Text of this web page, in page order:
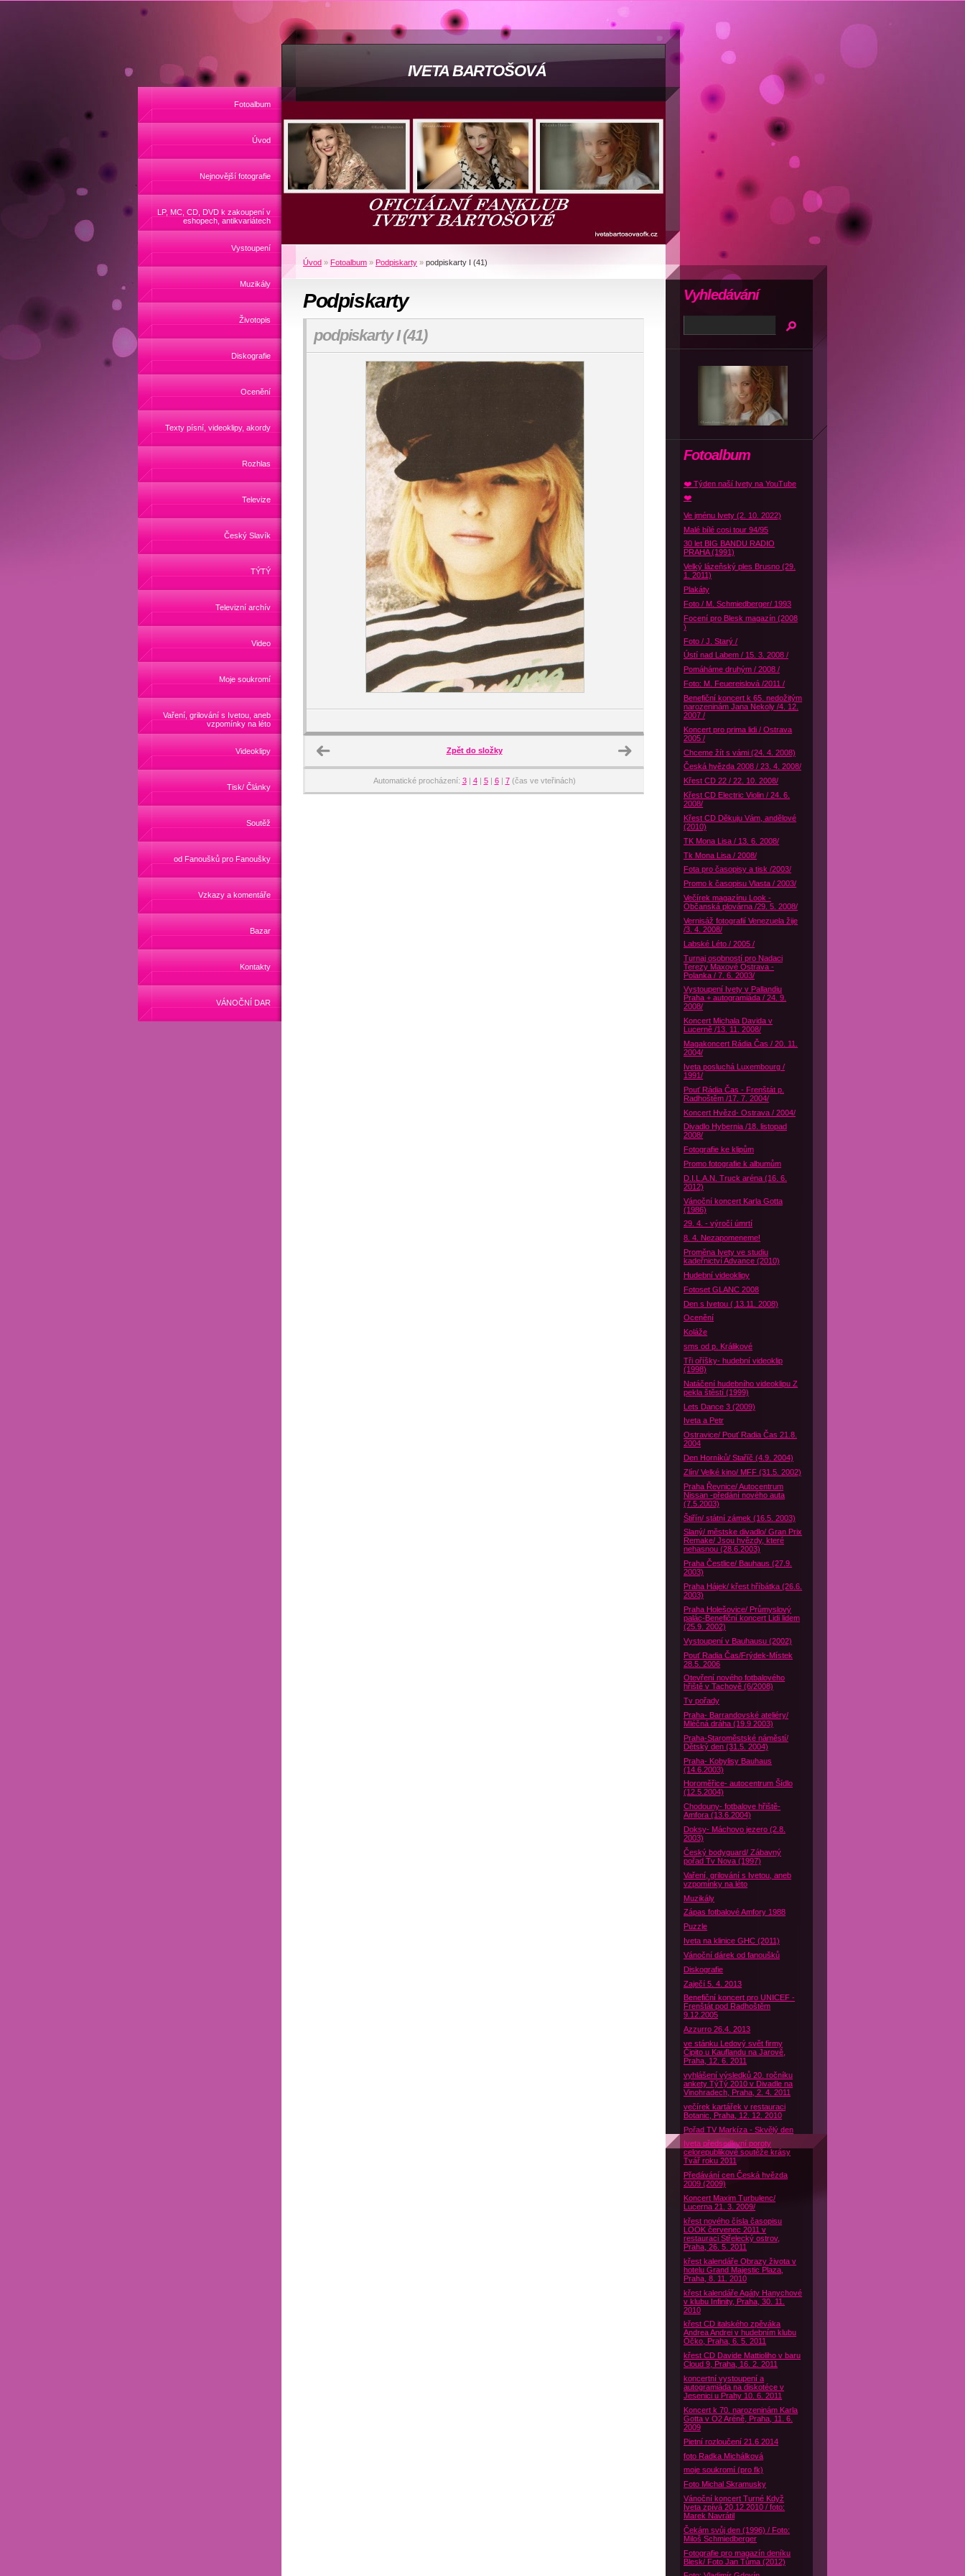
IVETA BARTOŠOVÁ
Fotoalbum
Úvod
Nejnovější fotografie
LP, MC, CD, DVD k zakoupení v
eshopech, antikvariátech
Vystoupení
Muzikály
Životopis
Diskografie
Ocenění
Texty písní, videoklipy, akordy
Rozhlas
Televize
Český Slavík
TÝTÝ
Televizní archív
Video
Moje soukromí
Vaření, grilování s Ivetou, aneb
vzpomínky na léto
Videoklipy
Tisk/ Články
Soutěž
od Fanoušků pro Fanoušky
Vzkazy a komentáře
Bazar
Kontakty
VÁNOČNÍ DAR
Úvod » Fotoalbum » Podpiskarty » podpiskarty I (41)
Podpiskarty
podpiskarty I (41)
Zpět do složky
Automatické procházení: 3| 4| 5| 6| 7(čas ve vteřinách)
Fotoalbum
❤️ Týden naší Ivety na YouTube
❤️
Ve jménu Ivety (2. 10. 2022)
Malé bílé cosi tour 94/95
30 let BIG BANDU RADIO
PRAHA (1991)
Velký lázeňský ples Brusno (29.
1. 2011)
Plakáty
Foto / M. Schmiedberger/ 1993
Focení pro Blesk magazín (2008
)
Foto / J. Starý /
Ústí nad Labem / 15. 3. 2008 /
Pomáháme druhým / 2008 /
Foto: M. Feuereislová /2011 /
Benefiční koncert k 65. nedožitým
narozeninám Jana Nekoly /4. 12.
2007 /
Koncert pro prima lidi / Ostrava
2005 /
Chceme žít s vámi (24. 4. 2008)
Česká hvězda 2008 / 23. 4. 2008/
Křest CD 22 / 22. 10. 2008/
Křest CD Electric Violin / 24. 6.
2008/
Křest CD Děkuju Vám, andělové
(2010)
TK Mona Lisa / 13. 6. 2008/
Tk Mona Lisa / 2008/
Fota pro časopisy a tisk /2003/
Promo k časopisu Vlasta / 2003/
Večírek magazínu Look -
Občanská plovárna /29. 5. 2008/
Vernisáž fotografií Venezuela žije
/3. 4. 2008/
Labské Léto / 2005 /
Turnaj osobností pro Nadaci
Terezy Maxové Ostrava -
Polanka / 7. 6. 2003/
Vystoupení Ivety v Pallandiu
Praha + autogramiáda / 24. 9.
2008/
Koncert Michala Davida v
Lucerně /13. 11. 2008/
Magakoncert Rádia Čas / 20. 11.
2004/
Iveta posluchá Luxembourg /
1991/
Pouť Rádia Čas - Frenštát p.
Radhoštěm /17. 7. 2004/
Koncert Hvězd- Ostrava / 2004/
Divadlo Hybernia /18. listopad
2008/
Fotografie ke klipům
Promo fotografie k albumům
D.I.L.A.N. Truck aréna (16. 6.
2012)
Vánoční koncert Karla Gotta
(1986)
29. 4. - výročí úmrtí
8. 4. Nezapomeneme!
Proměna Ivety ve studiu
kadeřnictví Advance (2010)
Hudební videoklipy
Fotoset GLANC 2008
Den s Ivetou ( 13.11. 2008)
Ocenění
Koláže
sms od p. Králikové
Tři oříšky- hudební videoklip
(1998)
Natáčení hudebního videoklipu Z
pekla štěstí (1999)
Lets Dance 3 (2009)
Iveta a Petr
Ostravice/ Pouť Radia Čas 21.8.
2004
Den Horníků/ Staříč (4.9. 2004)
Zlín/ Velké kino/ MFF (31.5. 2002)
Praha Řevnice/ Autocentrum
Nissan -předání nového auta
(7.5.2003)
Štiřín/ státní zámek (16.5. 2003)
Slaný/ městske divadlo/ Gran Prix
Remake/ Jsou hvězdy, které
nehasnou (28.6.2003)
Praha Čestlice/ Bauhaus (27.9.
2003)
Praha Hájek/ křest hříbátka (26.6.
2003)
Praha Holešovice/ Průmyslový
palác-Benefiční koncert Lidi lidem
(25.9. 2002)
Vystoupení v Bauhausu (2002)
Pouť Radia Čas/Frýdek-Místek
28.5. 2006
Otevření nového fotbalového
hřiště v Tachově (6/2008)
Tv pořady
Praha- Barrandovské ateliéry/
Mléčná dráha (19.9 2003)
Praha-Staroměstské náměstí/
Dětský den (31.5. 2004)
Praha- Kobylisy Bauhaus
(14.6.2003)
Horoměřice- autocentrum Šídlo
(12.5.2004)
Chodouny- fotbalove hřiště-
Amfora (13.6.2004)
Doksy- Máchovo jezero (2.8.
2003)
Český bodyguard/ Zábavný
pořad Tv Nova (1997)
Vaření, grilování s Ivetou, aneb
vzpomínky na léto
Muzikály
Zápas fotbalové Amfory 1988
Puzzle
Iveta na klinice GHC (2011)
Vánoční dárek od fanoušků
Diskografie
Zaječí 5. 4. 2013
Benefiční koncert pro UNICEF -
Frenštát pod Radhoštěm
9.12.2005
Azzurro 26.4. 2013
ve stánku Ledový svět firmy
Čipito u Kauflandu na Jarově,
Praha, 12. 6. 2011
vyhlášení výsledků 20. ročníku
ankety TýTý 2010 v Divadle na
Vinohradech, Praha, 2. 4. 2011
večírek kartářek v restauraci
Botanic, Praha, 12. 12. 2010
Pořad TV Markíza - Skvělý den
Iveta předsedkyní poroty
celorepublikové soutěže krásy
Tvář roku 2011
Předávání cen Česká hvězda
2009 (2009)
Koncert Maxim Turbulenc/
Lucerna 21. 3. 2009/
křest nového čísla časopisu
LOOK červenec 2011 v
restauraci Střelecký ostrov,
Praha, 26. 5. 2011
křest kalendáře Obrazy života v
hotelu Grand Majestic Plaza,
Praha, 8. 11. 2010
křest kalendáře Agáty Hanychové
v klubu Infinity, Praha, 30. 11.
2010
křest CD italského zpěváka
Andrea Andrei v hudebním klubu
Óčko, Praha, 6. 5. 2011
křest CD Davide Mattioliho v baru
Cloud 9, Praha, 16. 2. 2011
koncertní vystoupení a
autogramiáda na diskotéce v
Jesenici u Prahy 10. 6. 2011
Koncert k 70. narozeninám Karla
Gotta v O2 Aréně, Praha, 11. 6.
2009
Pietní rozloučení 21.6 2014
foto Radka Michálková
moje soukromí (pro fk)
Foto Michal Skramusky
Vánoční koncert Turné Když
Iveta zpívá 20.12.2010 / foto:
Marek Navrátil
Čekám svůj den (1996) / Foto:
Miloš Schmiedberger
Fotografie pro magazín deníku
Blesk/ Foto Jan Tůma (2012)
Vyhledávání